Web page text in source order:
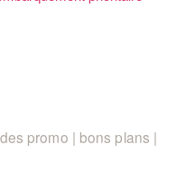
promo | bons plans |